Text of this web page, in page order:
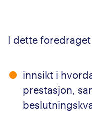
I dette
innsikt i
prestasjon,